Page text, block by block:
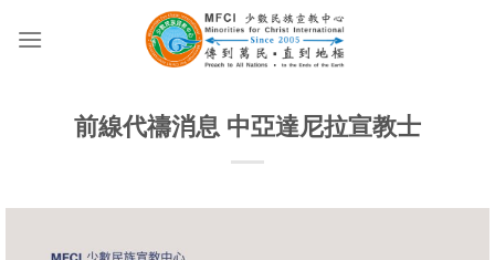
前線代禱消息 中亞達尼拉宣教士